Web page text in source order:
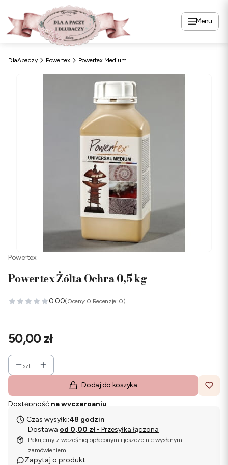
Menu
DlaApaczy Powertex Powertex Medium
Powertex
Powertex Żółta Ochra 0,5 kg
0.00(Oceny: 0 Recenzje: 0)
Cena
50,00 zł
szt.
Dodaj do koszyka
Dostępność:na wyczerpaniu
Czas wysyłki:48 godzin
Dostawa od 0,00 zł - Przesyłka łączona
Pakujemy z wcześniej opłaconym i jeszcze nie wysłanym
zamówieniem.
Zapytaj o produkt